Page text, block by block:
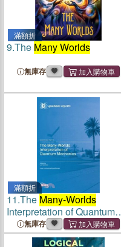
滿額折
9.The Many Worlds
無庫存
滿額折
11.The Many-Worlds
Interpretation of Quantum
Mechanics
無庫存